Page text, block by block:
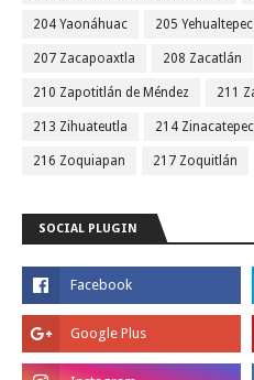
204 Yaonáhuac 205 Yehualtepec
207 Zacapoaxtla 208 Zacatlán
210 Zapotitlán de Méndez 211
213 Zihuateutla 214 Zinacatepec
216 Zoquiapan 217 Zoquitlán
SOCIAL PLUGIN